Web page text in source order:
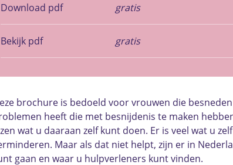
Download pdf gratis
Bekijk pdf gratis
brochure is bedoeld voor vrouwen die
heeft die met besnijdenis te maken
wat u daaraan zelf kunt doen. Er is veel wat u
Maar als dat niet helpt, zijn er in
gaan en waar u hulpverleners kunt vinden.